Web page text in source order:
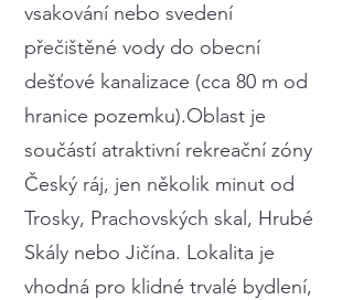
vsakování nebo svedení
přečištěné vody do obecní
dešťové kanalizace (cca 80 m od
hranice pozemku).Oblast je
součástí atraktivní rekreační zóny
Český ráj, jen několik minut od
Trosky, Prachovských skal, Hrubé
Skály nebo Jičína. Lokalita je
vhodná pro klidné trvalé bydlení,